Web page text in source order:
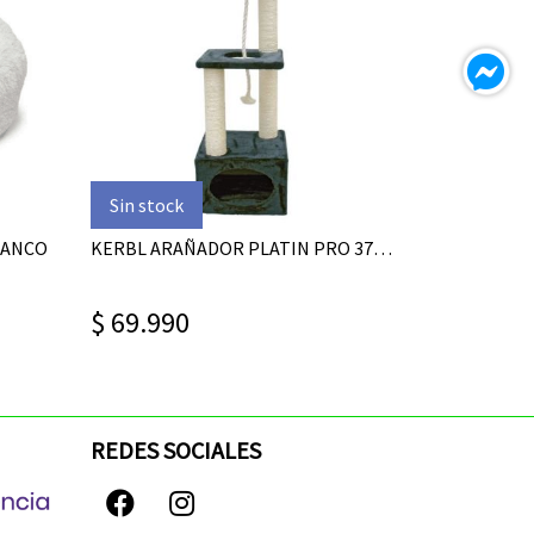
Sin stock
KERBL ARAÑADOR PLATIN PRO 37X37X109CM
$ 69.990
REDES SOCIALES